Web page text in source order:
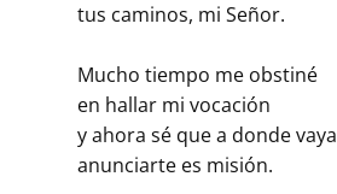
tus caminos, mi Señor.
Mucho tiempo me obstiné
en hallar mi vocación
y ahora sé que a donde vaya
anunciarte es misión.